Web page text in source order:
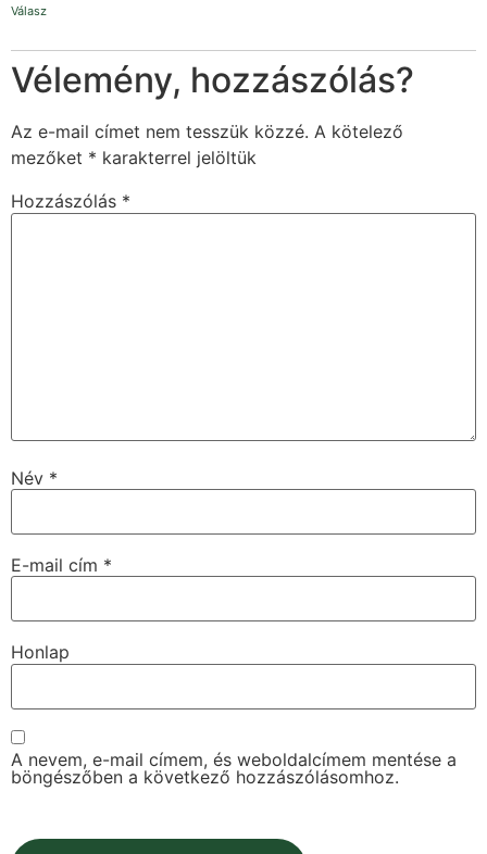
Válasz
Vélemény, hozzászólás?
Az e-mail címet nem tesszük közzé. A kötelező
mezőket * karakterrel jelöltük
Hozzászólás *
Név *
E-mail cím *
Honlap
A nevem, e-mail címem, és weboldalcímem mentése a
böngészőben a következő hozzászólásomhoz.